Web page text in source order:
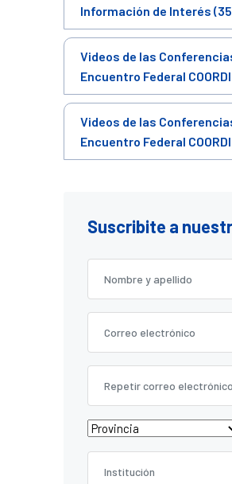
Información de Interés
Videos de las
Encuentro Federal
Videos de las
Encuentro Federal
Suscribite a